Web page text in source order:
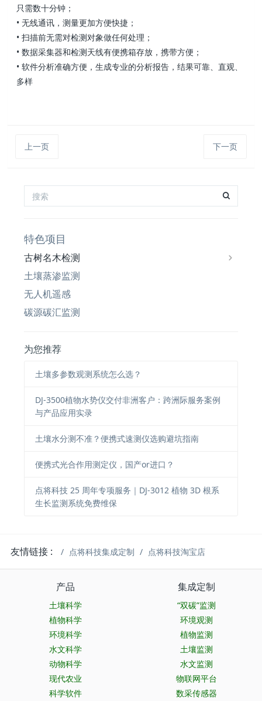
只需数十分钟；
• 无线通讯，测量更加方便快捷；
• 扫描前无需对检测对象做任何处理；
• 数据采集器和检测天线有便携箱存放，携带方便；
• 软件分析准确方便，生成专业的分析报告，结果可靠、直观、
多样
上一页 下一页
特色项目
古树名木检测
土壤蒸渗监测
无人机遥感
碳源碳汇监测
为您推荐
土壤多参数观测系统怎么选？
DJ-3500植物水势仪交付非洲客户：跨洲际服务案例
与产品应用实录
土壤水分测不准？便携式速测仪选购避坑指南
便携式光合作用测定仪，国产or进口？
点将科技 25 周年专项服务｜DJ-3012 植物 3D 根系
生长监测系统免费维保
友情链接 : 点将科技集成定制 点将科技淘宝店
产品
土壤科学
植物科学
环境科学
水文科学
动物科学
现代农业
科学软件
集成定制
“双碳”监测
环境观测
植物监测
土壤监测
水文监测
物联网平台
数采传感器